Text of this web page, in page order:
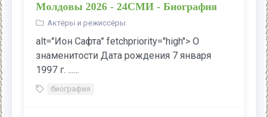
Молдовы 2026 - 24СМИ - Биография
Актёры и режиссёры
alt="Ион Сафта" fetchpriority="high"> О
знаменитости Дата рождения 7 января
1997 г. ......
биография